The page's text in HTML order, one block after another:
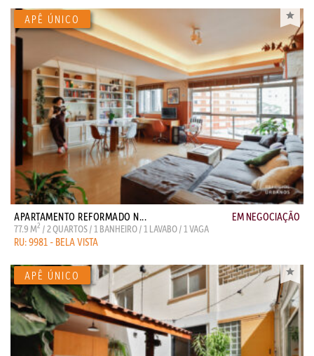
APARTAMENTO REFORMADO N... EM NEGOCIAÇÃO
77.9 M2 / 2 QUARTOS / 1 BANHEIRO / 1 LAVABO / 1 VAGA
RU: 9981 - BELA VISTA